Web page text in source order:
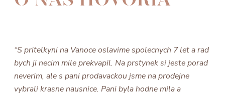
“S pritelkyni na Vanoce oslavime spolecnych 7 let a rad
bych ji necim mile prekvapil. Na prstynek si jeste porad
neverim, ale s pani prodavackou jsme na prodejne
vybrali krasne nausnice. Pani byla hodne mila a